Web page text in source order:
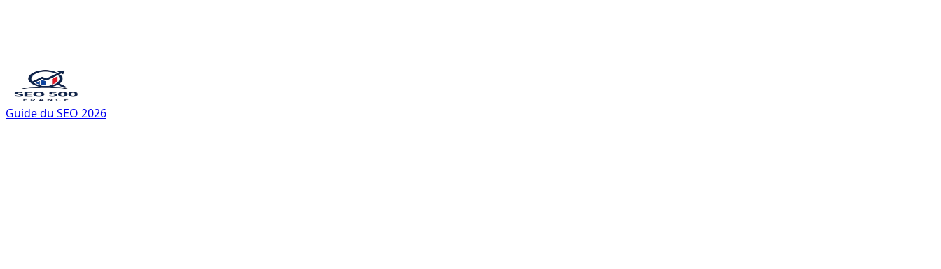
Guide du SEO 2026